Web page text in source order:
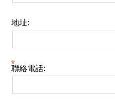
地址:
聯絡電話: